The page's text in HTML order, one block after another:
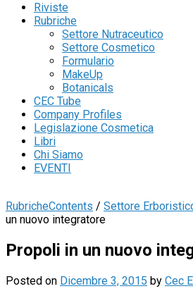
Riviste
Rubriche
Settore Nutraceutico
Settore Cosmetico
Formulario
MakeUp
Botanicals
CEC Tube
Company Profiles
Legislazione Cosmetica
Libri
Chi Siamo
EVENTI
RubricheContents / Settore
un nuovo integratore
Propoli in un nuovo
Posted on Dicembre 3, 2015 by Cec